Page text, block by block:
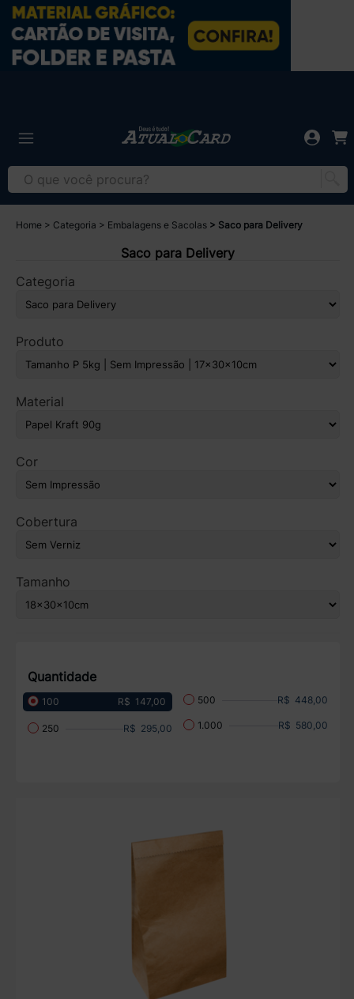
Home Categoria Embalagens e Sacolas Saco para Delivery
Saco para Delivery
Categoria
Produto
Material
Cor
Cobertura
Tamanho
Quantidade
100 R$ 147,00
250 R$ 295,00
500 R$ 448,00
1.000 R$ 580,00